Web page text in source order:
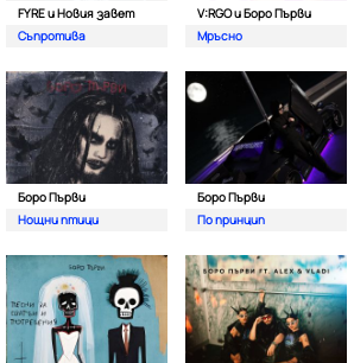
FYRE и Новия завет
Съпротива
V:RGO и Боро Първи
Мръсно
Боро Първи
Нощни птици
Боро Първи
По принцип